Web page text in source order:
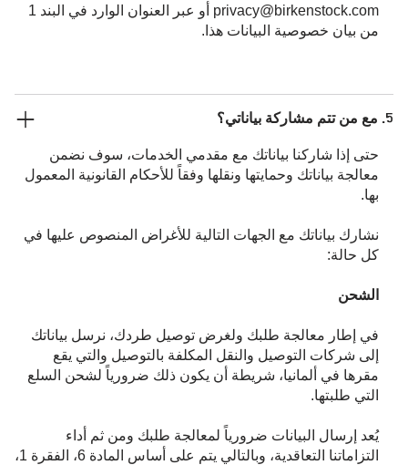
privacy@birkenstock.com أو عبر العنوان الوارد في البند 1
من بيان خصوصية البيانات هذا.
5. مع من تتم مشاركة بياناتي؟
حتى إذا شاركنا بياناتك مع مقدمي الخدمات، سوف نضمن
معالجة بياناتك وحمايتها ونقلها وفقاً للأحكام القانونية المعمول
بها.
نشارك بياناتك مع الجهات التالية للأغراض المنصوص عليها في
كل حالة:
الشحن
في إطار معالجة طلبك ولغرض توصيل طردك، نرسل بياناتك
إلى شركات التوصيل والنقل المكلفة بالتوصيل والتي يقع
مقرها في ألمانيا، شريطة أن يكون ذلك ضرورياً لشحن السلع
التي طلبتها.
يُعد إرسال البيانات ضرورياً لمعالجة طلبك ومن ثم أداء
التزاماتنا التعاقدية، وبالتالي يتم على أساس المادة 6، الفقرة 1،